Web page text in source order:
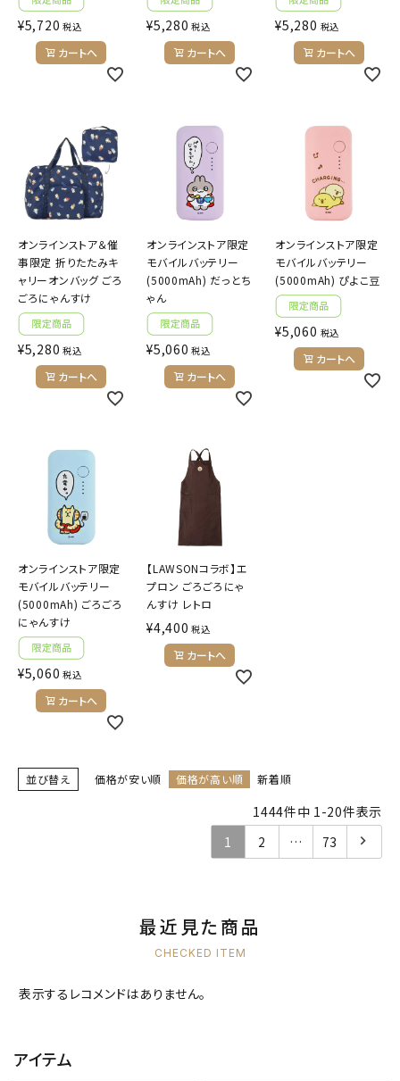
¥5,720 税込
カートへ
¥5,280 税込
カートへ
¥5,280 税込
カートへ
オンラインストア＆催
事限定 折りたたみキ
ャリーオンバッグ ごろ
ごろにゃんすけ
¥5,280 税込
カートへ
オンラインストア限定
モバイルバッテリー
(5000mAh) だっとち
ゃん
¥5,060 税込
カートへ
オンラインストア限定
モバイルバッテリー
(5000mAh) ぴよこ豆
¥5,060 税込
カートへ
オンラインストア限定
モバイルバッテリー
(5000mAh) ごろごろ
にゃんすけ
¥5,060 税込
カートへ
【LAWSONコラボ】エ
プロン ごろごろにゃ
んすけ レトロ
¥4,400 税込
カートへ
並び替え 価格が安い順 価格が高い順 新着順
1444件中 1 -20件表示
1
2 … 73
最近見た商品
CHECKED ITEM
表示するレコメンドはありません。
アイテム